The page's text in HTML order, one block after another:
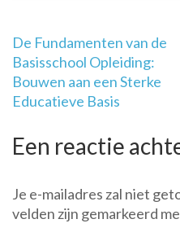
Berichtnavigatie
De Fundamenten van de
Basisschool Opleiding:
Bouwen aan een Sterke
Educatieve Basis
Een reactie
Je e-mailadres zal niet
velden zijn gemarkeerd